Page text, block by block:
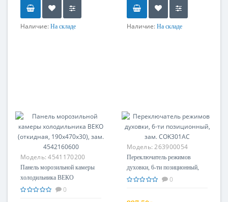
Наличие: На складе Наличие: На складе
Модель:4541170200
Панель морозильной камеры
холодильника ВЕКО
(откидная, 190x470x30), зам.
0
Модель:263900054
Переключатель режимов
духовки, 6-ти позиционный,
зам. COK301AC0